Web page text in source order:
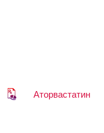
Аторвастатин